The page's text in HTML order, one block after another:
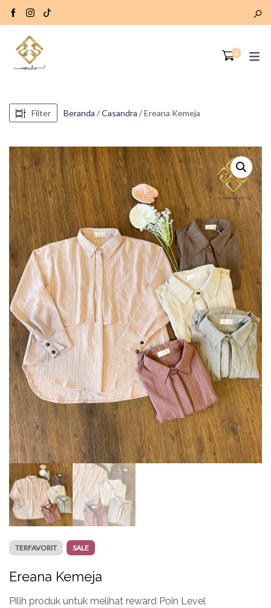
0
Filter Beranda /Casandra / Ereana Kemeja
TERFAVORIT SALE
Ereana Kemeja
Pilih produk untuk melihat reward Poin Level